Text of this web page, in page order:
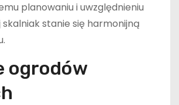
planowaniu i uwzględnieniu
stanie się harmonijną
ogrodów